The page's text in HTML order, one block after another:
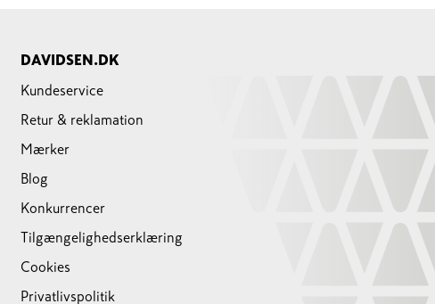
DAVIDSEN.DK
Kundeservice
Retur & reklamation
Mærker
Blog
Konkurrencer
Tilgængelighedserklæring
Cookies
Privatlivspolitik